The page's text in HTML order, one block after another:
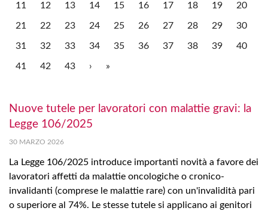
11 12 13 14 15 16 17 18 19 20
21 22 23 24 25 26 27 28 29 30
31 32 33 34 35 36 37 38 39 40
41 42 43 › »
Nuove tutele per lavoratori con malattie gravi: la
Legge 106/2025
30 MARZO 2026
La Legge 106/2025 introduce importanti novità a favore dei
lavoratori affetti da malattie oncologiche o cronico-
invalidanti (comprese le malattie rare) con un'invalidità pari
o superiore al 74%. Le stesse tutele si applicano ai genitori